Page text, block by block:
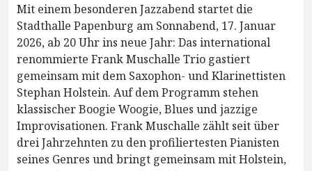
Mit einem besonderen Jazzabend startet die
Stadthalle Papenburg am Sonnabend, 17. Januar
2026, ab 20 Uhr ins neue Jahr: Das international
renommierte Frank Muschalle Trio gastiert
gemeinsam mit dem Saxophon- und Klarinettisten
Stephan Holstein. Auf dem Programm stehen
klassischer Boogie Woogie, Blues und jazzige
Improvisationen. Frank Muschalle zählt seit über
drei Jahrzehnten zu den profiliertesten Pianisten
seines Genres und bringt gemeinsam mit Holstein,